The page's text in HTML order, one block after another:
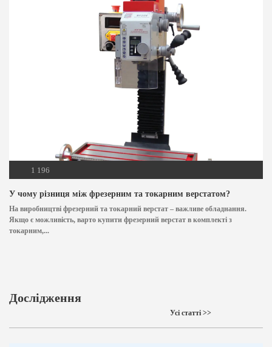
1 196
У чому різниця між фрезерним та токарним верстатом?
На виробництві фрезерний та токарний верстат – важливе обладнання.
Якщо є можливість, варто купити фрезерний верстат в комплекті з
токарним,...
Дослідження
Усі статті >>